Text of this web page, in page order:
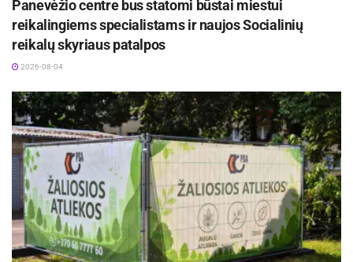
Panevėžio centre bus statomi būstai miestui
reikalingiems specialistams ir naujos Socialinių
reikalų skyriaus patalpos
2026-08-04